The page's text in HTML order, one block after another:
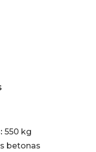
550 kg
betonas